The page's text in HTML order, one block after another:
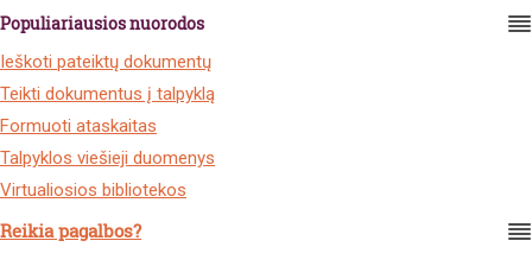
Populiariausios nuorodos
Ieškoti pateiktų dokumentų
Teikti dokumentus į talpyklą
Formuoti ataskaitas
Talpyklos viešieji duomenys
Virtualiosios bibliotekos
Reikia pagalbos?